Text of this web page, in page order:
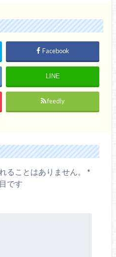
Facebook
LINE
feedly
ることはありません。
*
です